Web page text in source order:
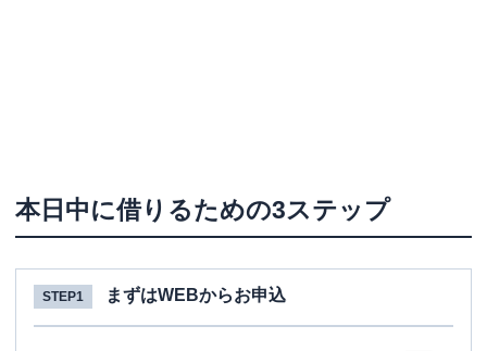
本日中に借りるための3ステップ
STEP1 まずはWEBからお申込